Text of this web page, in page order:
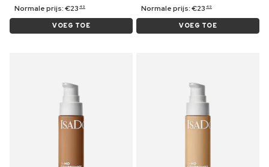
Normale prijs:€23 49
VOEG TOE
Normale prijs:€23 49
VOEG TOE